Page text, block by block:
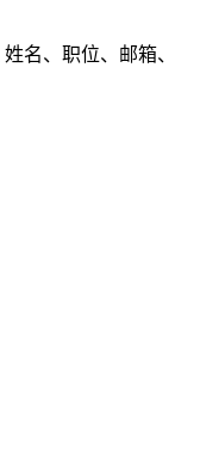
姓名、职位、邮箱、